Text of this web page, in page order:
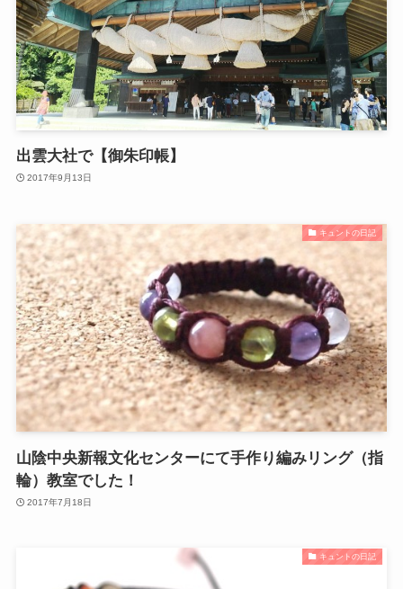
出雲大社で【御朱印帳】
2017年9月13日
キュントの日記
山陰中央新報文化センターにて手作り編みリング（指
輪）教室でした！
2017年7月18日
キュントの日記